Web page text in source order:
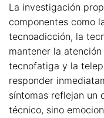
La investigación
componentes como
tecnoadicción, la
mantener la
tecnofatiga y la
responder
síntomas reflejan un
técnico, sino